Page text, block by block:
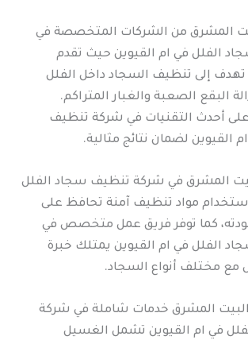
المشرق من الشركات المتخصصة في
الفلل في ام القيوين حيث تقدم
تهدف إلى تنظيف السجاد داخل الفلل
البقع الصعبة والغبار المتراكم.
أحدث التقنيات في شركة تنظيف
القيوين لضمان نتائج مثالية.
المشرق في شركة تنظيف سجاد الفلل
مواد تنظيف آمنة تحافظ على
كما توفر فريق عمل متخصص في
الفلل في ام القيوين يمتلك خبرة
مع مختلف أنواع السجاد.
المشرق خدمات شاملة في شركة
في ام القيوين تشمل الغسيل